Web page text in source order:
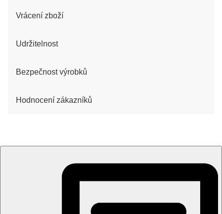
Vrácení zboží
Udržitelnost
Bezpečnost výrobků
Hodnocení zákazníků